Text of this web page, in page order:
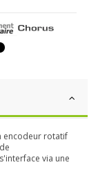
encodeur rotatif
via une